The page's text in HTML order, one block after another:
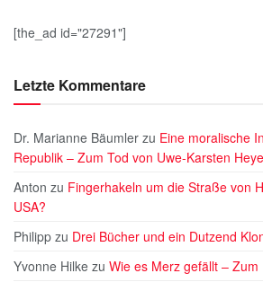
[the_ad id="27291"]
Letzte Kommentare
Dr. Marianne Bäumler zu Eine moralische
Republik – Zum Tod von Uwe-Karsten Heye
Anton zu Fingerhakeln um die Straße von
USA?
Philipp zu Drei Bücher und ein Dutzend
Yvonne Hilke zu Wie es Merz gefällt –